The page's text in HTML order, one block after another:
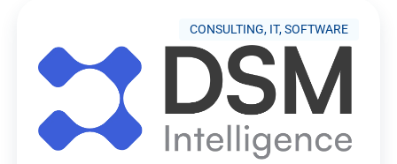
CONSULTING, IT, SOFTWARE